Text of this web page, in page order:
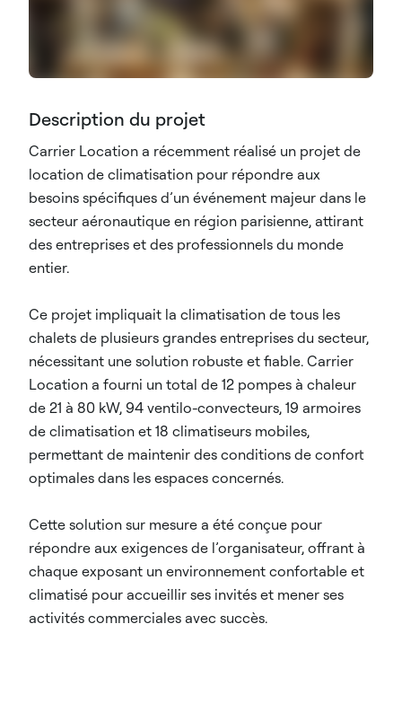
Description du projet
Carrier Location a récemment réalisé un projet de
location de climatisation pour répondre aux
besoins spécifiques d’un événement majeur dans le
secteur aéronautique en région parisienne, attirant
des entreprises et des professionnels du monde
entier.
Ce projet impliquait la climatisation de tous les
chalets de plusieurs grandes entreprises du secteur,
nécessitant une solution robuste et fiable. Carrier
Location a fourni un total de 12 pompes à chaleur
de 21 à 80 kW, 94 ventilo-convecteurs, 19 armoires
de climatisation et 18 climatiseurs mobiles,
permettant de maintenir des conditions de confort
optimales dans les espaces concernés.
Cette solution sur mesure a été conçue pour
répondre aux exigences de l’organisateur, offrant à
chaque exposant un environnement confortable et
climatisé pour accueillir ses invités et mener ses
activités commerciales avec succès.